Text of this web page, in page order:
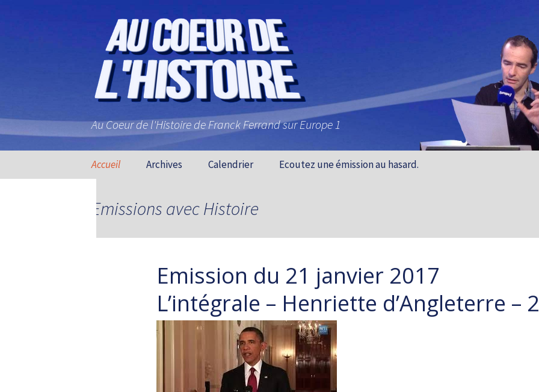
Au Coeur de l'Histoire de Franck Ferrand sur Europe 1
Aller au contenu principal
Accueil Archives Calendrier Ecoutez une émission au hasard.
Emissions avec Histoire
Emission du 21 janvier 2017
L’intégrale – Henriette d’Angleterre –